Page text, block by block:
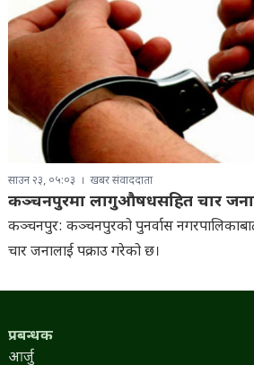
साउन २३, ०५:०३ खबर संवाददाता
कञ्चनपुरमा लागुऔषधसहित चार जना
कञ्चनपुर: कञ्चनपुरको पुनर्वास
चार जनालाई पक्राउ गरेको छ।
प्रबन्धक
आर्जु